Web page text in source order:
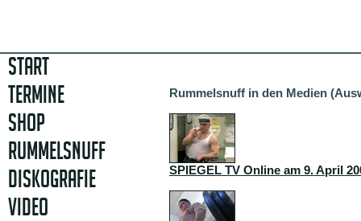
Rummelsnuff in den Medien
SPIEGEL TV Online am 9. April
START
TERMINE
SHOP
RUMMELSNUFF
DISKOGRAFIE
VIDEO